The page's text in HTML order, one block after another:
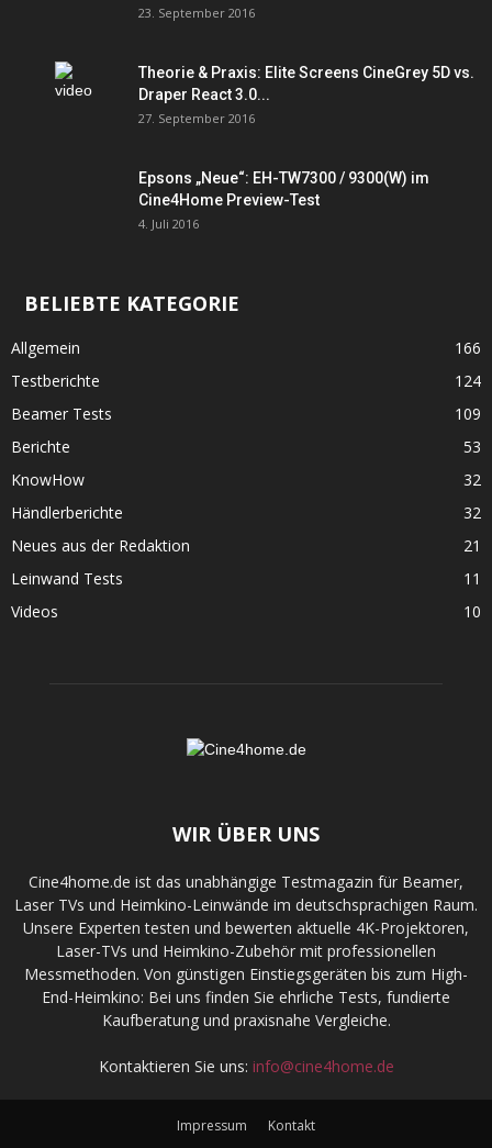
23. September 2016
Theorie & Praxis: Elite Screens CineGrey 5D vs.
Draper React 3.0...
27. September 2016
Epsons „Neue“: EH-TW7300 / 9300(W) im
Cine4Home Preview-Test
4. Juli 2016
BELIEBTE KATEGORIE
Allgemein
166
Testberichte
124
Beamer Tests
109
Berichte
53
KnowHow
32
Händlerberichte
32
Neues aus der Redaktion
21
Leinwand Tests
11
Videos
10
WIR ÜBER UNS
Cine4home.de ist das unabhängige Testmagazin für Beamer,
Laser TVs und Heimkino-Leinwände im deutschsprachigen Raum.
Unsere Experten testen und bewerten aktuelle 4K-Projektoren,
Laser-TVs und Heimkino-Zubehör mit professionellen
Messmethoden. Von günstigen Einstiegsgeräten bis zum High-
End-Heimkino: Bei uns finden Sie ehrliche Tests, fundierte
Kaufberatung und praxisnahe Vergleiche.
Kontaktieren Sie uns: info@cine4home.de
Impressum Kontakt